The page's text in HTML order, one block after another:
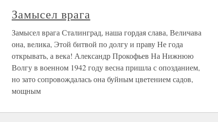
Замысел Бориса Березовского Другой вопрос: а зачем
самому Березовскому понадобилась победа Лебедя
в Красноярске? Об этом можно было лишь догадываться.
Как известно, Березовский был гроссмейстером
политической интриги. Тогда для него было важно дать
хорошего пинка